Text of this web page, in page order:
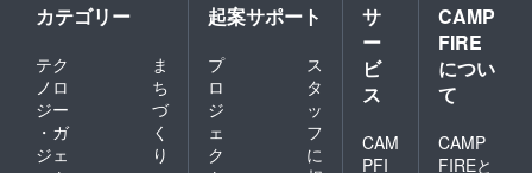
カテゴリー
テク
ノロ
ジー
・ガ
ジェ
ま
ち
づ
く
り
起案サポート
プ
ロ
ジ
ェ
ク
ス
タ
ッ
フ
に
サ
ー
ビ
ス
CAM
PFI
CAMP
FIRE
につい
て
CAMP
FIREと